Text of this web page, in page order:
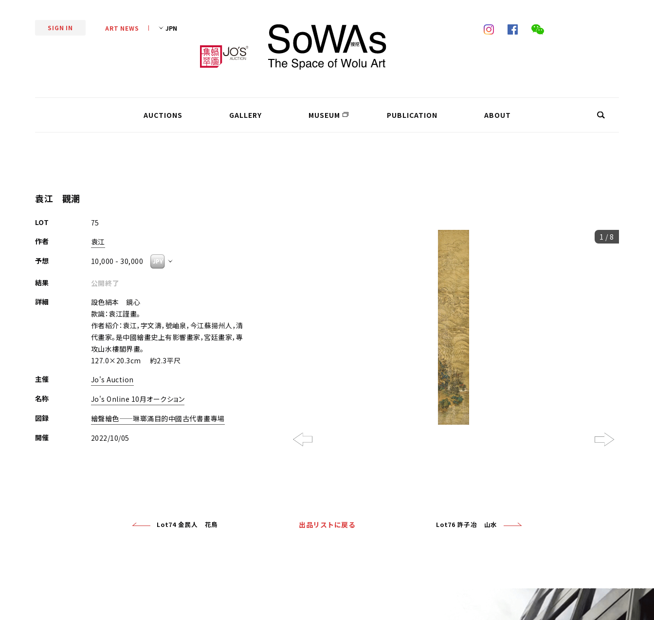
SIGN IN ART NEWS
AUCTIONS GALLERY MUSEUM PUBLICATION ABOUT
袁江 觀潮
LOT
75
作者
袁江
予想
10,000 - 30,000
結果
公開終了
詳細
設色絹本 鏡心
款識：袁江謹畫。
作者紹介：袁江，字文濤，號岫泉，今江蘇揚州人，清
代畫家。是中國繪畫史上有影響畫家，宮廷畫家，專
攻山水樓閣界畫。
127.0×20.3cm 約2.3平尺
主催
Jo's Auction
名称
Jo's Online 10月オークション
図録
繪聲繪色——琳瑯滿目的中國古代書畫專場
開催
2022/10/05
1 / 8
Lot74 金民人 花鳥 Lot76 許子冶 山水
出品リストに戻る